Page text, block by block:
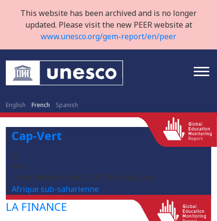
This website has been archived and is no longer
updated. Please visit the new PEER website at
www.unesco.org/gem-report/en/peer
English French Spanish
Cap-Vert
cv
cvp
/sites/default/files/2019-02/cv_flag.png
Afrique sub-saharienne
LA FINANCE